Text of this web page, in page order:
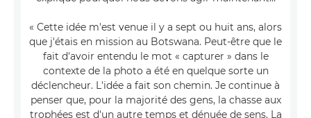
« Cette idée m'est venue il y a sept ou huit ans, alors
que j'étais en mission au Botswana. Peut-être que le
fait d'avoir entendu le mot « capturer » dans le
contexte de la photo a été en quelque sorte un
déclencheur. L'idée a fait son chemin. Je continue à
penser que, pour la majorité des gens, la chasse aux
trophées est d'un autre temps et dénuée de sens. La